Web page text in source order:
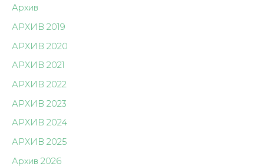
Архив
АРХИВ 2019
АРХИВ 2020
АРХИВ 2021
АРХИВ 2022
АРХИВ 2023
АРХИВ 2024
АРХИВ 2025
Архив 2026